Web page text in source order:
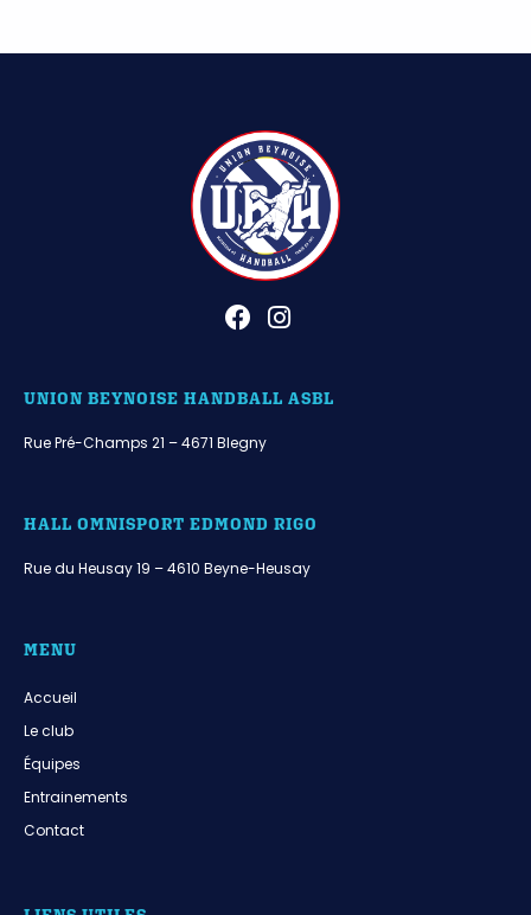
UNION BEYNOISE HANDBALL ASBL
Rue Pré-Champs 21 – 4671 Blegny
HALL OMNISPORT EDMOND RIGO
Rue du Heusay 19 – 4610 Beyne-Heusay
MENU
Accueil
Le club
Équipes
Entrainements
Contact